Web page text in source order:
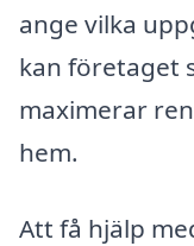
ange vilka
kan företaget
maximerar
hem.
Att få hjälp